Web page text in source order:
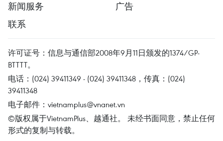
新闻服务
广告
联系
许可证号：信息与通信部2008年9月11日颁发的1374/GP-
BTTTT。
电话：(024) 39411349 - (024) 39411348，传真：(024)
39411348
电子邮件： vietnamplus@vnanet.vn
©版权属于VietnamPlus、越通社。 未经书面同意，禁止任何
形式的复制与转载。